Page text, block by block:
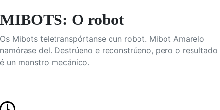
MIBOTS: O robot
Os Mibots teletranspórtanse cun robot. Mibot Amarelo
namórase del. Destrúeno e reconstrúeno, pero o resultado
é un monstro mecánico.